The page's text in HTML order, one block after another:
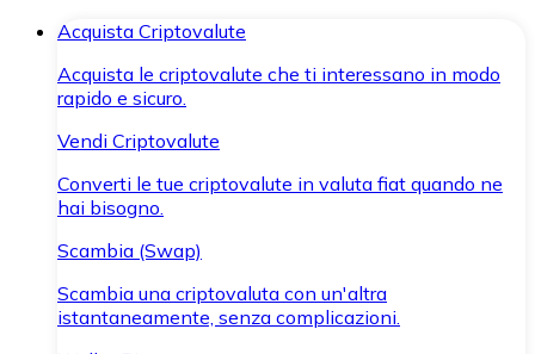
Acquista Criptovalute
Acquista le criptovalute che ti interessano in modo
rapido e sicuro.
Vendi Criptovalute
Converti le tue criptovalute in valuta fiat quando ne
hai bisogno.
Scambia (Swap)
Scambia una criptovaluta con un'altra
istantaneamente, senza complicazioni.